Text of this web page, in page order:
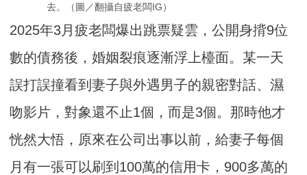
去。（圖／翻攝自疲老闆IG）
2025年3月疲老闆爆出跳票疑雲，公開身揹9位
數的債務後，婚姻裂痕逐漸浮上檯面。某一天
誤打誤撞看到妻子與外遇男子的親密對話、濕
吻影片，對象還不止1個，而是3個。那時他才
恍然大悟，原來在公司出事以前，給妻子每個
月有一張可以刷到100萬的信用卡，900多萬的